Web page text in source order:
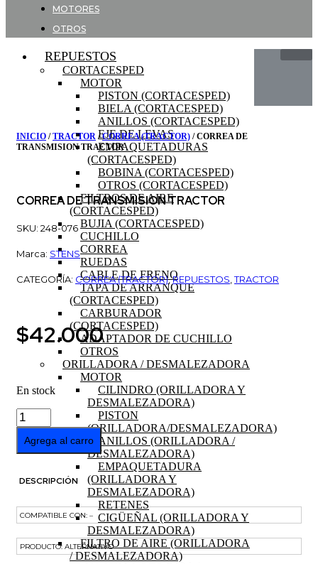
MOTORES
OTROS
REPUESTOS
CORTACESPED
MOTOR
PISTON (CORTACESPED)
BIELA (CORTACESPED)
ANILLOS (CORTACESPED)
EJE DE LEVAS
EMPAQUETADURAS
(CORTACESPED)
BOBINA (CORTACESPED)
OTROS (CORTACESPED)
FILTROS DE AIRE
(CORTACESPED)
BUJIA (CORTACESPED)
CUCHILLO
CORREA
RUEDAS
CABLE DE FRENO
TAPA DE ARRANQUE
(CORTACESPED)
CARBURADOR
(CORTACESPED)
ADAPTADOR DE CUCHILLO
OTROS
ORILLADORA / DESMALEZADORA
MOTOR
CILINDRO (ORILLADORA Y
DESMALEZADORA)
PISTON
(ORILLADORA/DESMALEZADORA)
ANILLOS (ORILLADORA /
DESMALEZADORA)
EMPAQUETADURA
(ORILLADORA Y
DESMALEZADORA)
RETENES
CIGÜEÑAL (ORILLADORA Y
DESMALEZADORA)
FILTRO DE AIRE (ORILLADORA
/ DESMALEZADORA)
INICIO /TRACTOR /CORREA (TRACTOR) / CORREA DE
TRANSMISION TRACTOR
CORREA DE TRANSMISION TRACTOR
SKU: 248-076
Marca: STENS
CATEGORÍA: CORREA (TRACTOR),REPUESTOS ,TRACTOR
$42.000
En stock
CORREA
DE
TRANSMISION
TRACTOR
Agrega al carro
DESCRIPCIÓN
COMPATIBLE CON: –
PRODUCTO: ALTERNATIVO